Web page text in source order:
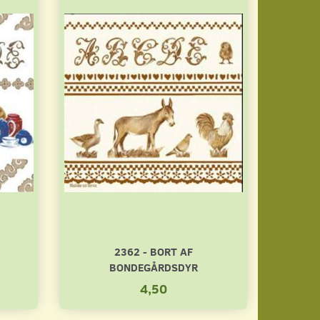
2362 - BORT AF
BONDEGÅRDSDYR
4,50